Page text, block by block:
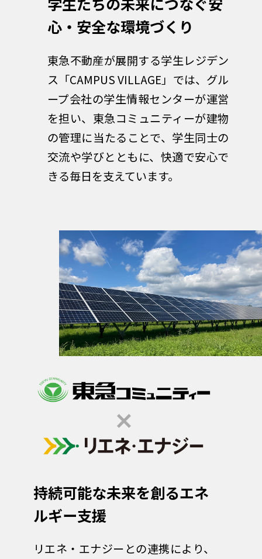
心・安全な環境づくり
東急不動産が展開する学生レジデン
ス「CAMPUS VILLAGE」では、グル
ープ会社の学生情報センターが運営
を担い、東急コミュニティーが建物
の管理に当たることで、学生同士の
交流や学びとともに、快適で安心で
きる毎日を支えています。
持続可能な未来を創るエネ
ルギー支援
リエネ・エナジーとの連携により、